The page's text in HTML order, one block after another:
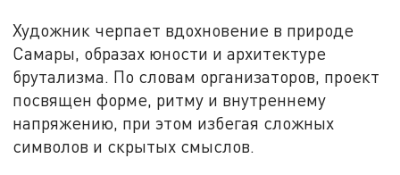
Художник черпает вдохновение в природе
Самары, образах юности и архитектуре
брутализма. По словам организаторов, проект
посвящен форме, ритму и внутреннему
напряжению, при этом избегая сложных
символов и скрытых смыслов.